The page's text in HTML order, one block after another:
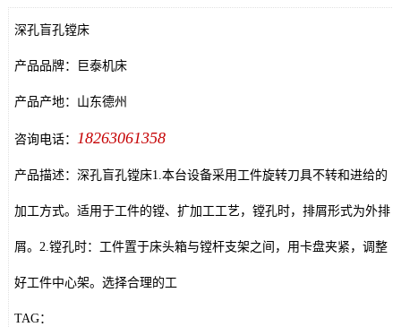
深孔盲孔镗床
产品品牌：巨泰机床
产品产地：山东德州
咨询电话： 18263061358
产品描述：深孔盲孔镗床1.本台设备采用工件旋转刀具不转和进给的
加工方式。适用于工件的镗、扩加工工艺，镗孔时，排屑形式为外排
屑。2.镗孔时：工件置于床头箱与镗杆支架之间，用卡盘夹紧，调整
好工件中心架。选择合理的工
TAG：